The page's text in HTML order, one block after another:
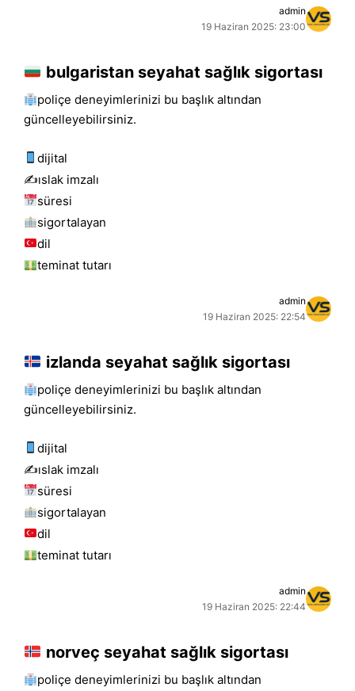
admin
19 Haziran 2025: 23:00
bulgaristan seyahat sağlık sigortası
poliçe deneyimlerinizi bu başlık altından
güncelleyebilirsiniz.
dijital
✍️islak i̇mzalı
süresi
sigortalayan
dil
teminat tutarı
admin
19 Haziran 2025: 22:54
izlanda seyahat sağlık sigortası
poliçe deneyimlerinizi bu başlık altından
güncelleyebilirsiniz.
dijital
✍️islak i̇mzalı
süresi
sigortalayan
dil
teminat tutarı
admin
19 Haziran 2025: 22:44
norveç seyahat sağlık sigortası
poliçe deneyimlerinizi bu başlık altından